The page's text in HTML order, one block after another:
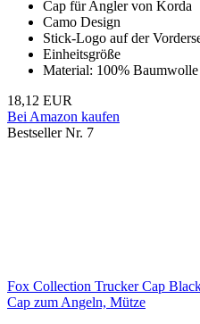
Cap für Angler von Korda
Camo Design
Stick-Logo auf der
Einheitsgröße
Material: 100% Baumwolle
18,12 EUR
Bei Amazon kaufen
Bestseller Nr. 7
Fox Collection Trucker Cap
Cap zum Angeln, Mütze